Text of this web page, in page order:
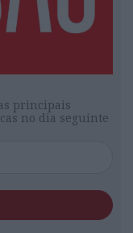
principais
no dia seguinte